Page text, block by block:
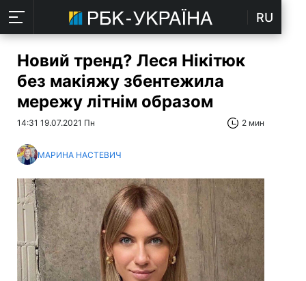
RU
Новий тренд? Леся Нікітюк
без макіяжу збентежила
мережу літнім образом
14:31 19.07.2021 Пн 2 мин
МАРИНА НАСТЕВИЧ